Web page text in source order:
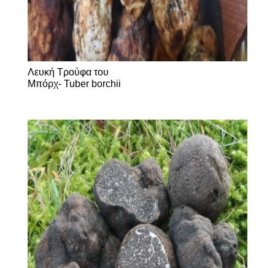
Λευκή Τρούφα του
Μπόρχ- Tuber borchii